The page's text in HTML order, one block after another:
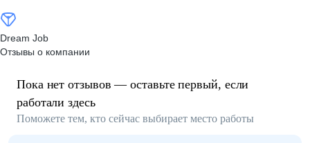
Dream Job
Отзывы о компании
Пока нет отзывов — оставьте первый, если
работали здесь
Поможете тем, кто сейчас выбирает место работы